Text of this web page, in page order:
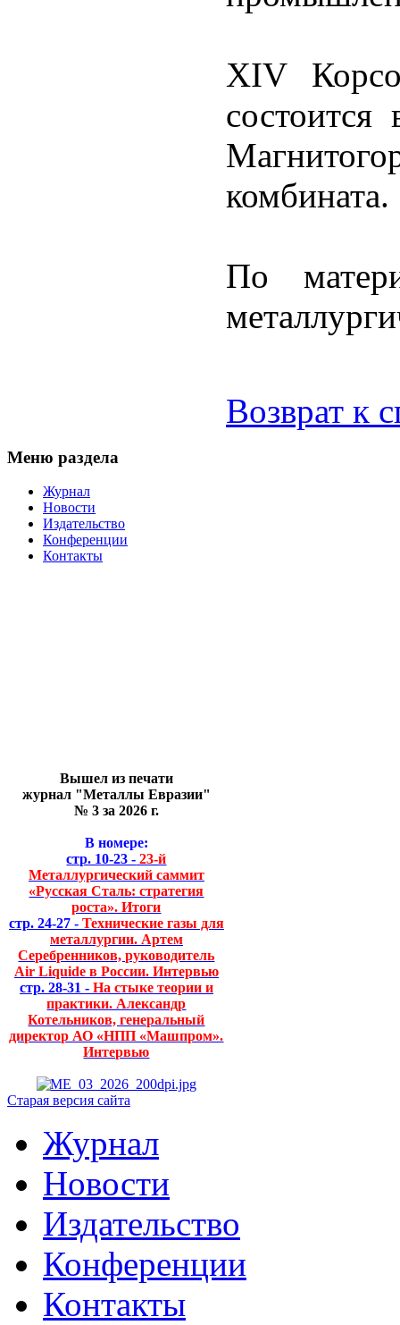
XIV
комбината.
По
Возврат к
Меню раздела
Журнал
Новости
Издательство
Конференции
Контакты
Вышел из печати
журнал "Металлы Евразии"
№ 3 за 2026 г.
В номере:
стр. 10-23 - 23-й
Металлургический саммит
«Русская Сталь: стратегия
роста». Итоги
стр. 24-27 - Технические газы для
металлургии. Артем
Серебренников, руководитель
Air Liquide в России. Интервью
стр. 28-31 - На стыке теории и
практики. Александр
Котельников, генеральный
директор АО «НПП «Машпром».
Интервью
Старая версия сайта
Журнал
Новости
Издательство
Конференции
Контакты